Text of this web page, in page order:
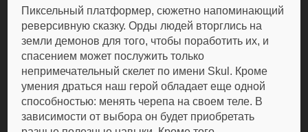
Пиксельный платформер, сюжетно напоминающий
реверсивную сказку. Орды людей вторглись на
земли демонов для того, чтобы поработить их, и
спасением может послужить только
непримечательный скелет по имени Skul. Кроме
умения драться наш герой обладает еще одной
способностью: менять черепа на своем теле. В
зависимости от выбора он будет приобретать